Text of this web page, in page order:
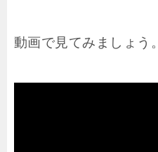
動画で見てみましょう。